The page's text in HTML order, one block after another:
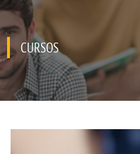
QUEM SOMOS
INFRAESTRUTURA
CURSOS